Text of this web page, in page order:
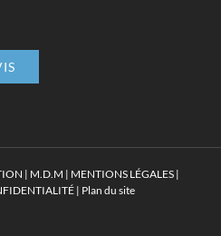
| M.D.M | MENTIONS LÉGALES|
| Plan du site